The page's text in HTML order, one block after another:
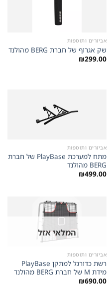
אביזרים ותוספות
שק אגרוף של חברת BERG מהולנד
₪299.00
אביזרים ותוספות
מתח למערכת PlayBase של חברת
BERG מהולנד
₪499.00
המלאי אזל
אביזרים ותוספות
רשת כדורגל למתקן PlayBase
מידת M של חברת BERG מהולנד
₪690.00